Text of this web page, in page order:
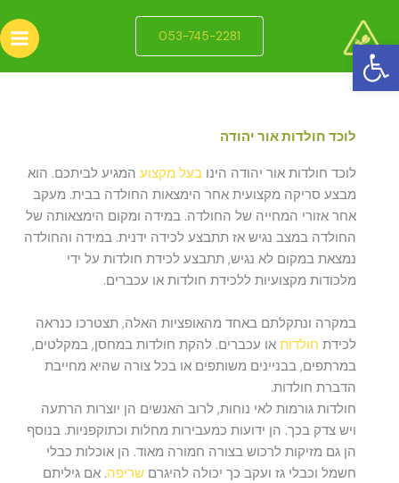
פתח סרגל נגישות
לתוכן
053-745-2281
לוכד חולדות אור יהודה
לוכד חולדות אור יהודה הינו בעל מקצוע המגיע לביתכם. הוא
מבצע סריקה מקצועית אחר הימצאות החולדה בבית. מעקב
אחר אזורי המחייה של החולדה. במידה ומקום הימצאותה של
החולדה במצב נגיש אז תתבצע לכידה ידנית. במידה והחולדה
נמצאת במקום לא נגיש, תתבצע לכידת חולדות על ידי
מלכודות מקצועיות ללכידת חולדות או עכברים.
במקרה ונתקלתם באחד מהאופציות האלה, תצטרכו כנראה
לכידת חולדות או עכברים. להקת חולדות במחסן, במקלטים,
במרתפים, בבניינים משותפים או בכל צורה שהיא מחייבת
הדברת חולדות.
חולדות גורמות לאי נוחות, לרוב האנשים הן יוצרות הרתעה
ויש צדק בכך. הן ידועות כמעבירות מחלות וכתוקפניות. בנוסף
הן גם מזיקות לרכוש בצורה חמורה מאוד. הן אוכלות כבלי
חשמל וכבלי גז ועקב כך יכולה להיגרם שריפה. אם גיליתם